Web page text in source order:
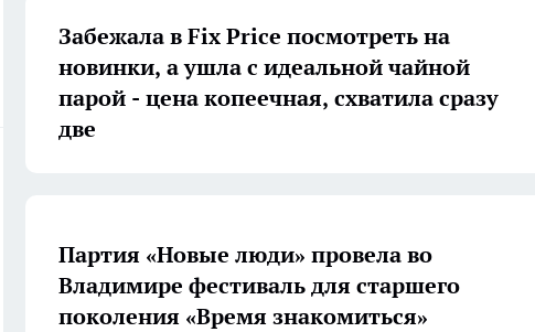
Забежала в Fix Price посмотреть на
новинки, а ушла с идеальной чайной
парой - цена копеечная, схватила сразу
две
Партия «Новые люди» провела во
Владимире фестиваль для старшего
поколения «Время знакомиться»